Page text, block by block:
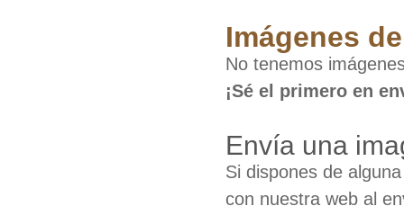
Imágenes
No tenemos
¡Sé el primero en
Envía una
Si dispones de
con nuestra web al